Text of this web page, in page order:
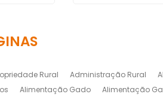
Rural Administração Rural
Alimentação Gado Alimentação